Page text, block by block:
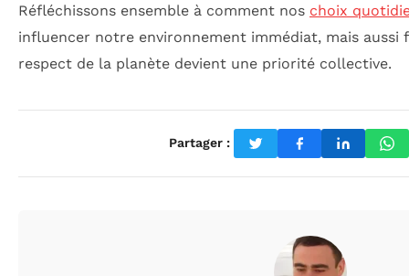
Réfléchissons ensemble à comment nos choix
influencer notre environnement immédiat, mais aussi
respect de la planète devient une priorité collective.
Partager :